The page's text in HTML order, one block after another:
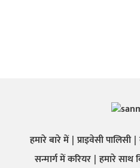
हमारे बारे में प्राइवेसी पालिसी
सन्मार्ग में करियर हमारे साथ